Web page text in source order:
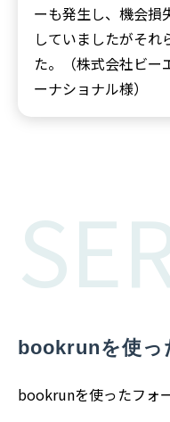
ーも発生し、機会損
していましたがそれ
た。（株式会社ビー
ーナショナル様）
bookrunを使っ
bookrunを使ったフォ